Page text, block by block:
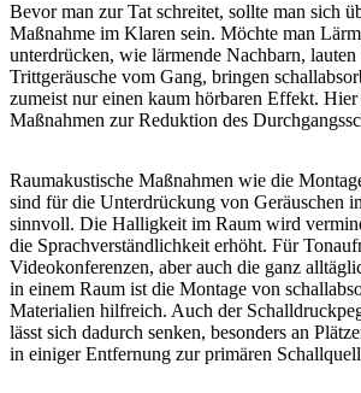
Bevor man zur Tat schreitet, sollte man sich
Maßnahme im Klaren sein. Möchte man
unterdrücken, wie lärmende Nachbarn,
Trittgeräusche vom Gang, bringen
zumeist nur einen kaum hörbaren Effekt.
Maßnahmen zur Reduktion des
Raumakustische Maßnahmen wie die
sind für die Unterdrückung von Geräuschen
sinnvoll. Die Halligkeit im Raum wird
die Sprachverständlichkeit erhöht. Für
Videokonferenzen, aber auch die ganz
in einem Raum ist die Montage von
Materialien hilfreich. Auch der
lässt sich dadurch senken, besonders an
in einiger Entfernung zur primären